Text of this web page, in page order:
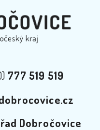
777 519 519
Dobročovice